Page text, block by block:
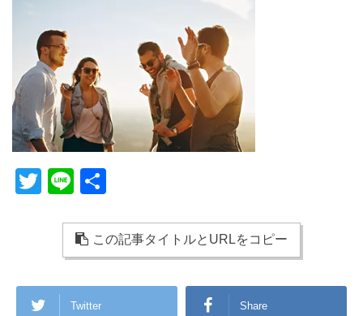
T
er
Li
e この記事タイトルとURLをコピー
Twitter Share